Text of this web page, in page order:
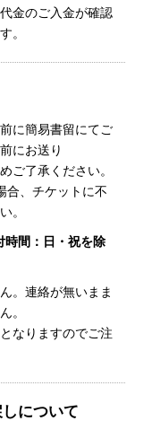
金のご入金が確認
。
に簡易書留にてご
にお送り
ご了承ください。
合、チケットに不
。
間：日・祝を除
。連絡が無いまま
。
なりますのでご注
について